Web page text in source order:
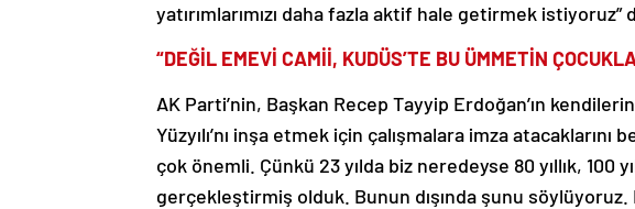
yatırımlarımızı daha fazla aktif hale getirmek istiyoruz”
“DEĞİL EMEVİ CAMİİ, KUDÜS’TE BU ÜMMETİN
AK Parti’nin, Başkan Recep Tayyip Erdoğan’ın
Yüzyılı’nı inşa etmek için çalışmalara imza
çok önemli. Çünkü 23 yılda biz neredeyse 80 yıllık, 100
gerçekleştirmiş olduk. Bunun dışında şunu